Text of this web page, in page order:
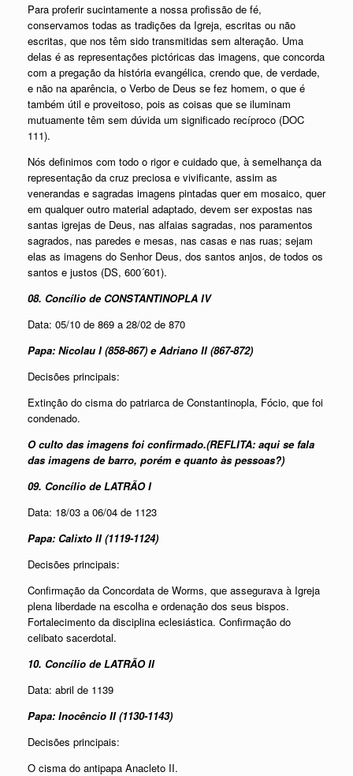
Para proferir sucintamente a nossa profissão de fé,
conservamos todas as tradições da Igreja, escritas ou não
escritas, que nos têm sido transmitidas sem alteração. Uma
delas é as representações pictóricas das imagens, que concorda
com a pregação da história evangélica, crendo que, de verdade,
e não na aparência, o Verbo de Deus se fez homem, o que é
também útil e proveitoso, pois as coisas que se iluminam
mutuamente têm sem dúvida um significado recíproco (DOC
111).
Nós definimos com todo o rigor e cuidado que, à semelhança da
representação da cruz preciosa e vivificante, assim as
venerandas e sagradas imagens pintadas quer em mosaico, quer
em qualquer outro material adaptado, devem ser expostas nas
santas igrejas de Deus, nas alfaias sagradas, nos paramentos
sagrados, nas paredes e mesas, nas casas e nas ruas; sejam
elas as imagens do Senhor Deus, dos santos anjos, de todos os
santos e justos (DS, 600´601).
08. Concílio de CONSTANTINOPLA IV
Data: 05/10 de 869 a 28/02 de 870
Papa: Nicolau I (858-867) e Adriano II (867-872)
Decisões principais:
Extinção do cisma do patriarca de Constantinopla, Fócio, que foi
condenado.
O culto das imagens foi confirmado.(REFLITA: aqui se fala
das imagens de barro, porém e quanto às pessoas?)
09. Concílio de LATRÃO I
Data: 18/03 a 06/04 de 1123
Papa: Calixto II (1119-1124)
Decisões principais:
Confirmação da Concordata de Worms, que assegurava à Igreja
plena liberdade na escolha e ordenação dos seus bispos.
Fortalecimento da disciplina eclesiástica. Confirmação do
celibato sacerdotal.
10. Concílio de LATRÃO II
Data: abril de 1139
Papa: Inocêncio II (1130-1143)
Decisões principais:
O cisma do antipapa Anacleto II.